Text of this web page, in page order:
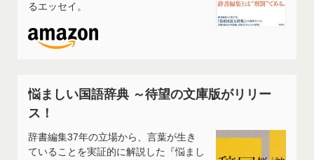
るエッセイ。
悩ましい国語辞典 ～待望の文庫版がリリー
ス！
辞書編集37年の立場から、言葉が生き
ていることを実証的に解説した『悩まし